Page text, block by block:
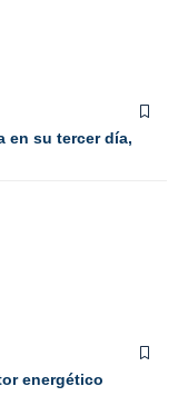
en su tercer día,
energético